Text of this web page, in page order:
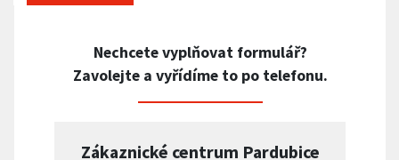
Nechcete vyplňovat formulář?
Zavolejte a vyřídíme to po telefonu.
Zákaznické centrum Pardubice